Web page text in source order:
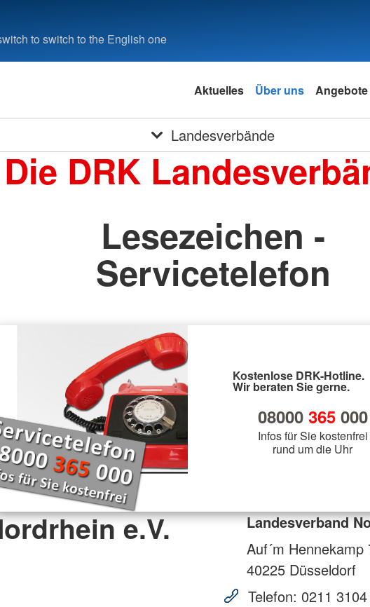
to switch to the English one
Aktuelles Über uns Angebote
Landesverbände
Die DRK
Lesezeichen -
Servicetelefon
Kostenlose DRK-Hotline.
Wir beraten Sie gerne.
08000 365000
Infos für Sie kostenfrei
rund um die Uhr
e.V.
Landesverband
Auf´m Hennekamp
40225 Düsseldorf
Telefon: 0211